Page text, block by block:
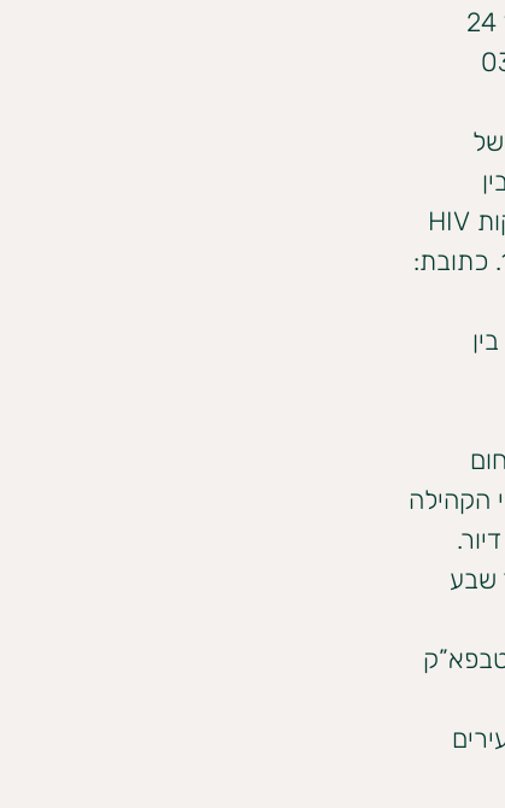
של
אנונימיות. המרפאה פתוחה בימי ראשון בין השעות 17:00-20:30. כתובת:
בין
הקהילה
שבע